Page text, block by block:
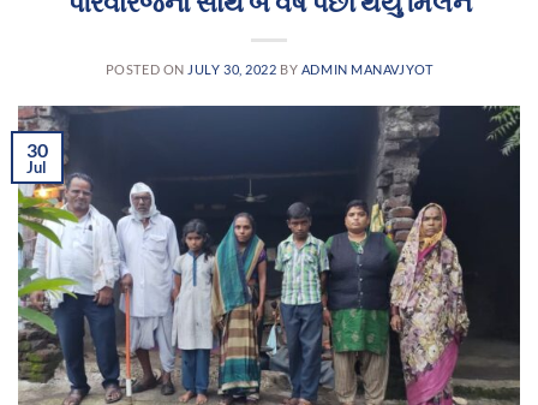
POSTED ON JULY 30, 2022 BY ADMIN MANAVJYOT
30
Jul